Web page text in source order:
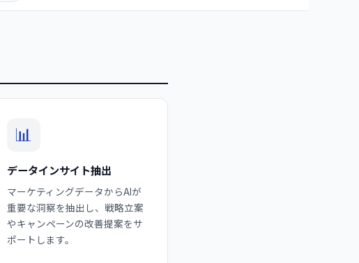
📊
データインサイト抽出
マーケティングデータからAIが
重要な洞察を抽出し、戦略立案
やキャンペーンの改善提案をサ
ポートします。